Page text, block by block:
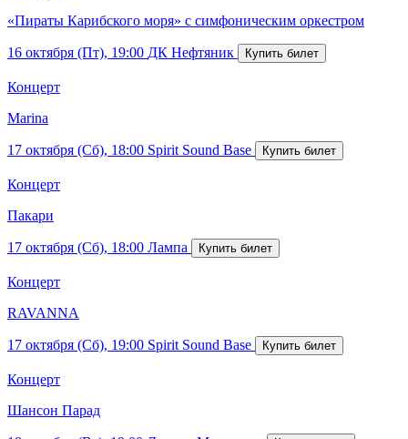
«Пираты Карибского моря» с симфоническим оркестром
16 октября (Пт), 19:00 ДК Нефтяник
Концерт
Marina
17 октября (Сб), 18:00 Spirit Sound Base
Концерт
Пакари
17 октября (Сб), 18:00 Лампа
Концерт
RAVANNA
17 октября (Сб), 19:00 Spirit Sound Base
Концерт
Шансон Парад